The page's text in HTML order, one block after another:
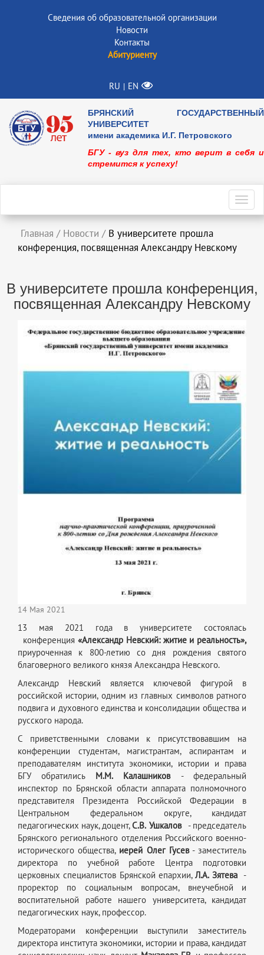
Сведения об образовательной организации
Новости
Контакты
Абитуриенту
RU | EN
БРЯНСКИЙ ГОСУДАРСТВЕННЫЙ
УНИВЕРСИТЕТ
имени академика И.Г. Петровского
БГУ - вуз для тех, кто верит в себя и
стремится к успеху!
Главная / Новости / В университете прошла
конференция, посвященная Александру Невскому
В университете прошла конференция,
посвященная Александру Невскому
14 Мая 2021
13 мая 2021 года в университете состоялась
конференция«Александр Невский: житие и реальность»,
приуроченная к 800-летию со дня рождения святого
благоверного великого князя Александра Невского.
Александр Невский является ключевой фигурой в
российской истории, одним из главных символов ратного
подвига и духовного единства и консолидации общества и
русского народа.
С приветственными словами к присутствовавшим на
конференции студентам, магистрантам, аспирантам и
преподавателям института экономики, истории и права
БГУ обратились
М.М. Калашников - федеральный
инспектор по Брянской области аппарата полномочного
представителя Президента Российской Федерации в
Центральном федеральном округе, кандидат
педагогических наук, доцент,С.В. Ушкалов
- председатель
Брянского регионального отделения Российского военно-
исторического общества, иерей Олег Гусев- заместитель
директора по учебной работе Центра подготовки
церковных специалистов Брянской епархии,Л.А. Зятева
-
проректор по социальным вопросам, внеучебной и
воспитательной работе нашего университета, кандидат
педагогических наук, профессор.
Модераторами конференции выступили заместитель
директора института экономики, истории и права, кандидат